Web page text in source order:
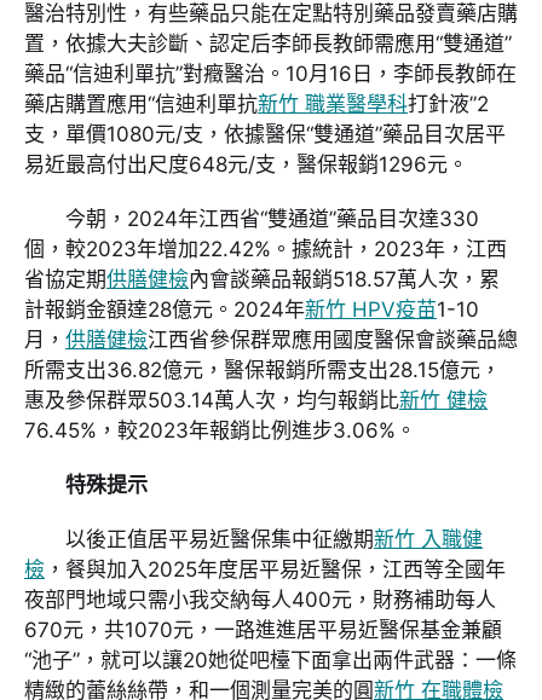
醫治特別性，有些藥品只能在定點特別藥品發賣藥店購
置，依據大夫診斷、認定后李師長教師需應用“雙通道”
藥品“信迪利單抗”對癥醫治。10月16日，李師長教師在
藥店購置應用“信迪利單抗新竹 職業醫學科打針液”2
支，單價1080元/支，依據醫保“雙通道”藥品目次居平
易近最高付出尺度648元/支，醫保報銷1296元。
今朝，2024年江西省“雙通道”藥品目次達330
個，較2023年增加22.42%。據統計，2023年，江西
省協定期供膳健檢內會談藥品報銷518.57萬人次，累
計報銷金額達28億元。2024年新竹 HPV疫苗1-10
月， 供膳健檢江西省參保群眾應用國度醫保會談藥品總
所需支出36.82億元，醫保報銷所需支出28.15億元，
惠及參保群眾503.14萬人次，均勻報銷比新竹 健檢
76.45%，較2023年報銷比例進步3.06%。
特殊提示
以後正值居平易近醫保集中征繳期新竹 入職健
檢 ，餐與加入2025年度居平易近醫保，江西等全國年
夜部門地域只需小我交納每人400元，財務補助每人
670元，共1070元，一路進進居平易近醫保基金兼顧
“池子”，就可以讓20她從吧檯下面拿出兩件武器：一條
精緻的蕾絲絲帶，和一個測量完美的圓新竹 在職體檢